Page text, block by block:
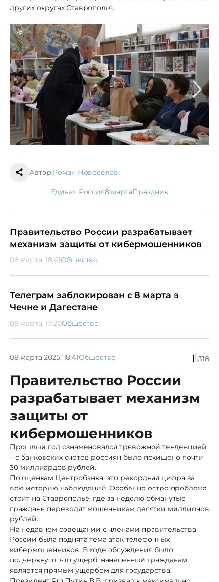
других округах Ставрополья.
1/8
Автор:Роман Новоселов
Единая Россия 8 марта праздник
Правительство России разрабатывает
механизм защиты от кибермошенников
08 марта, 18:41Общество
Телеграм заблокирован с 8 марта в
Чечне и Дагестане
08 марта, 17:20Общество
08 марта 2025, 18:41Общество 318
Правительство России
разрабатывает механизм
защиты от
кибермошенников
Прошлый год ознаменовался тревожной тенденцией
– с банковских счетов россиян было похищено почти
30 миллиардов рублей.
По оценкам Центробанка, это рекордная цифра за
всю историю наблюдений. Особенно остро проблема
стоит на Ставрополье, где за неделю обманутые
граждане переводят мошенникам десятки миллионов
рублей.
На недавнем совещании с членами правительства
России была поднята тема атак телефонных
кибермошенников. В ходе обсуждения было
подчеркнуто, что ущерб, нанесенный гражданам,
является прямым ущербом для государства.